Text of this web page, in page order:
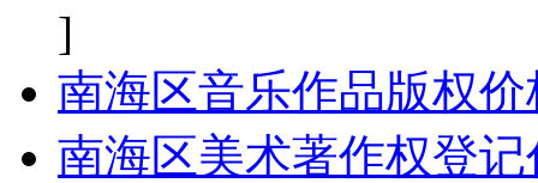
]
南海区音乐作品版权
南海区美术著作权登